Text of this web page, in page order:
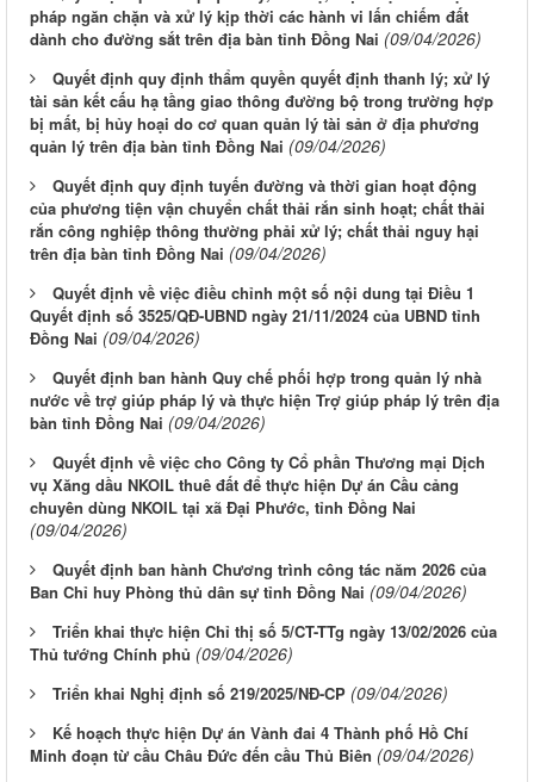
pháp ngăn chặn và xử lý kịp thời các hành vi lấn chiếm đất
dành cho đường sắt trên địa bàn tỉnh Đồng Nai (09/04/2026)
Quyết định quy định thẩm quyền quyết định thanh lý; xử lý
tài sản kết cấu hạ tầng giao thông đường bộ trong trường hợp
bị mất, bị hủy hoại do cơ quan quản lý tài sản ở địa phương
quản lý trên địa bàn tỉnh Đồng Nai (09/04/2026)
Quyết định quy định tuyến đường và thời gian hoạt động
của phương tiện vận chuyển chất thải rắn sinh hoạt; chất thải
rắn công nghiệp thông thường phải xử lý; chất thải nguy hại
trên địa bàn tỉnh Đồng Nai (09/04/2026)
Quyết định về việc điều chỉnh một số nội dung tại Điều 1
Quyết định số 3525/QĐ-UBND ngày 21/11/2024 của UBND tỉnh
Đồng Nai (09/04/2026)
Quyết định ban hành Quy chế phối hợp trong quản lý nhà
nước về trợ giúp pháp lý và thực hiện Trợ giúp pháp lý trên địa
bàn tỉnh Đồng Nai (09/04/2026)
Quyết định về việc cho Công ty Cổ phần Thương mại Dịch
vụ Xăng dầu NKOIL thuê đất để thực hiện Dự án Cầu cảng
chuyên dùng NKOIL tại xã Đại Phước, tỉnh Đồng Nai
(09/04/2026)
Quyết định ban hành Chương trình công tác năm 2026 của
Ban Chỉ huy Phòng thủ dân sự tỉnh Đồng Nai (09/04/2026)
Triển khai thực hiện Chỉ thị số 5/CT-TTg ngày 13/02/2026 của
Thủ tướng Chính phủ (09/04/2026)
Triển khai Nghị định số 219/2025/NĐ-CP (09/04/2026)
Kế hoạch thực hiện Dự án Vành đai 4 Thành phố Hồ Chí
Minh đoạn từ cầu Châu Đức đến cầu Thủ Biên (09/04/2026)